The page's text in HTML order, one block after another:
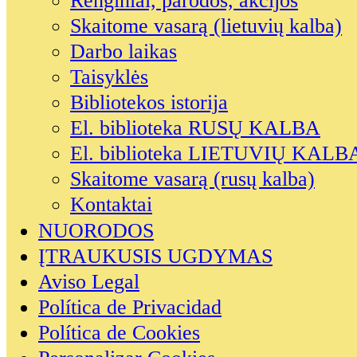
Skaitome vasarą (lietuvių kalba)
Darbo laikas
Taisyklės
Bibliotekos istorija
El. biblioteka RUSŲ KALBA
El. biblioteka LIETUVIŲ
Skaitome vasarą (rusų kalba)
Kontaktai
NUORODOS
ĮTRAUKUSIS UGDYMAS
Aviso Legal
Política de Privacidad
Política de Cookies